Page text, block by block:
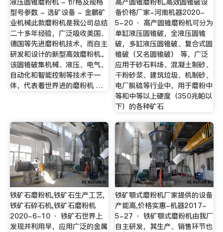
液压圆锥磨粉机 - 价格及规格
型号参数 - 选矿设备 - 金鹏矿
业机械此款磨粉机是我公司总结
二十多年经验，广泛吸收美国、
德国等先进磨粉机技术，而自主
研发和设计的新型高效磨粉机。
该圆锥破集机械、液压、电气、
自动化和智能控制等技术于一
体，代表着世界进的磨粉机 …
高产圆锥磨粉机,高效圆锥破设
备价格厂家-河南机器2020-
5-20 · 高产圆锥磨粉机可分为
单缸液压圆锥破，全液压圆锥
破，多缸液压圆锥破、复合式圆
锥破（又名圆锥破） 等，广泛
应用于砂石料场、混凝土制砂、
干粉砂浆、建筑垃圾、机制砂、
电厂脱硫等行业中，用于磨粉中
等和中等以上硬度（350兆帕以
下）的各种矿石
铁矿石磨粉机,铁矿石生产工艺,
铁矿石碎石机,铁矿石磨粉机
2020-6-10 · 铁矿石世界上
发现并利用早，应用广泛的金属
铁矿颚式磨粉机厂家提供的设备
产能高,价格实惠-机器2017-
5-27 · 铁矿颚式磨粉机由我厂
自主研发，其生产、销售环节也